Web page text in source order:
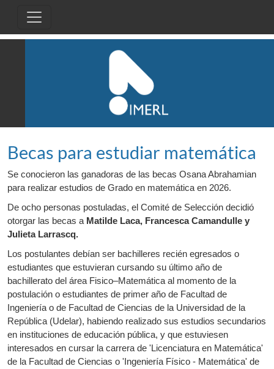
Becas para estudiar matemática
Se conocieron las ganadoras de las becas Osana Abrahamian
para realizar estudios de Grado en matemática en 2026.
De ocho personas postuladas, el Comité de Selección decidió
otorgar las becas a Matilde Laca, Francesca Camandulle y
Julieta Larrascq.
Los postulantes debían ser bachilleres recién egresados o
estudiantes que estuvieran cursando su último año de
bachillerato del área Fisico–Matemática al momento de la
postulación o estudiantes de primer año de Facultad de
Ingeniería o de Facultad de Ciencias de la Universidad de la
República (Udelar), habiendo realizado sus estudios secundarios
en instituciones de educación pública, y que estuviesen
interesados en cursar la carrera de 'Licenciatura en Matemática'
de la Facultad de Ciencias o 'Ingeniería Físico - Matemática' de